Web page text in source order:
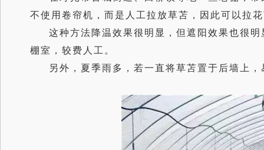
不使用卷帘机，而是人工拉放草苫，因此可以拉
这种方法降温效果很明显，但遮阳效果也很
棚室，较费人工。
另外，夏季雨多，若一直将草苫置于后墙上